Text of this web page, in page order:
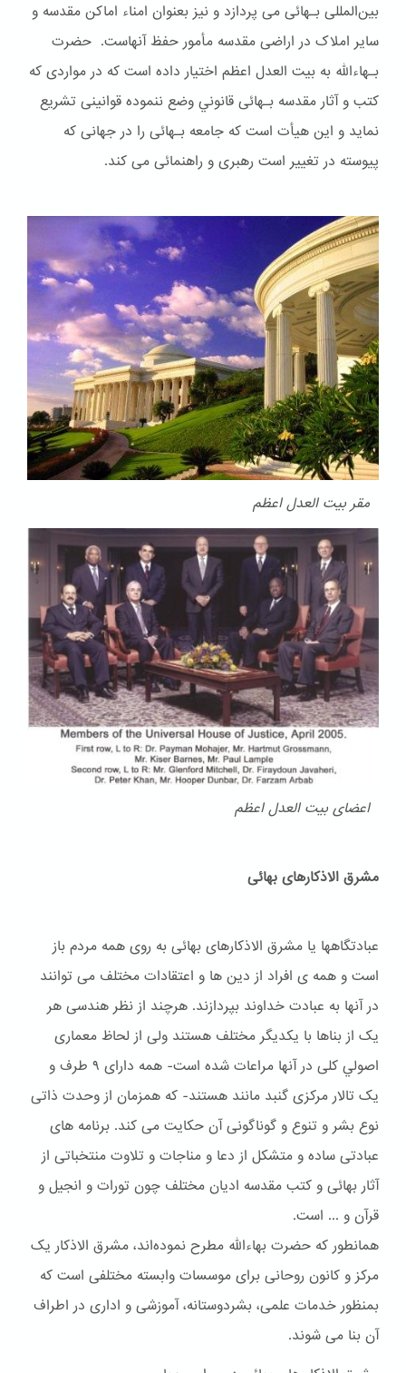
بین‌المللی بـهائی می پردازد و نیز بعنوان امناء اماکن مقدسه و
سایر املاک در اراضی مقدسه مأمور حفظ آنهاست. حضرت
بـهاءالله به بیت العدل اعظم اختیار داده است که در مواردی که
کتب و آثار مقدسه بـهائی قانوني وضع ننموده قوانینی تشریع
نماید و این هیأت است که جامعه بـهائی را در جهانی که
پیوسته در تغییر است رهبری و راهنمائی می کند.
مقر بیت العدل اعظم
اعضای بیت العدل اعظم
مشرق الاذکارهای بهائی
عبادتگاهها یا مشرق الاذکارهای بهائی به روی همه مردم باز
است و همه ی افراد از دین ها و اعتقادات مختلف می توانند
در آنها به عبادت خداوند بپردازند. هرچند از نظر هندسی هر
یک از بناها با یکدیگر مختلف هستند ولی از لحاظ معماری
اصولي کلی در آنها مراعات شده است- همه دارای ۹ طرف و
یک تالار مرکزی گنبد مانند هستند- که همزمان از وحدت ذاتی
نوع بشر و تنوع و گوناگونی آن حکایت می کند. برنامه های
عبادتی ساده و متشکل از دعا و مناجات و تلاوت منتخباتی از
آثار بهائی و کتب مقدسه ادیان مختلف چون تورات و انجیل و
قرآن و ... است.
همانطور که حضرت بهاءالله مطرح نموده‌اند، مشرق الاذکار یک
مرکز و کانون روحانی برای موسسات وابسته مختلفی است که
بمنظور خدمات علمی، بشردوستانه، آموزشی و اداری در اطراف
آن بنا می شوند.